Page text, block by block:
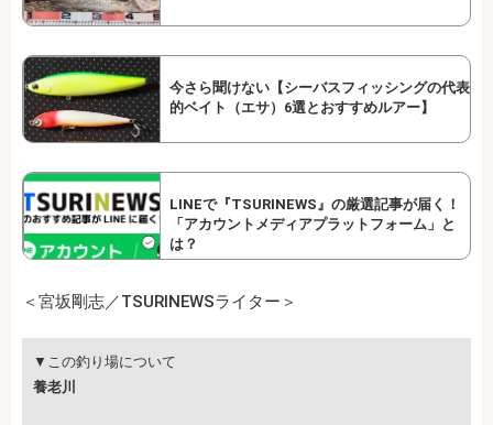
今さら聞けない【シーバスフィッシングの代表
的ベイト（エサ）6選とおすすめルアー】
LINEで『TSURINEWS』の厳選記事が届く！
「アカウントメディアプラットフォーム」と
は？
＜宮坂剛志／TSURINEWSライター＞
▼この釣り場について
養老川